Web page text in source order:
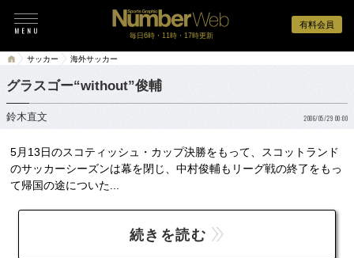
有料会員
毎日6時・11時・17時更新
サッカー 海外サッカー
グラスゴー“without”俊輔
鈴木直文 2006/05/29 00:00
5月13日のスコティッシュ・カップ決勝をもって、スコットランド
のサッカーシーズンは幕を閉じ、中村俊輔もリーグ戦の終了をもっ
て帰国の途についた...
続きを読む